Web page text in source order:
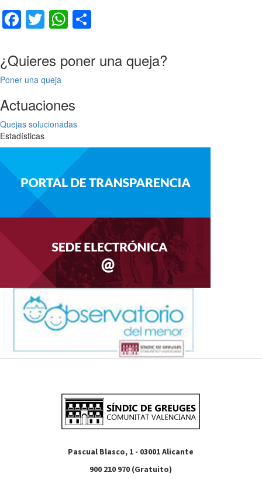
Facebook
TwitterWhatsApp
¿Quieres poner una queja?
Poner una queja
Actuaciones
Quejas solucionadas
Estadísticas
Pascual Blasco, 1 - 03001 Alicante
900 210 970 (Gratuito)